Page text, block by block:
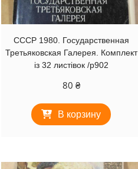
СССР 1980. Государственная
Третьяковская Галерея. Комплект
із 32 листівок /р902
80 ₴
В корзину